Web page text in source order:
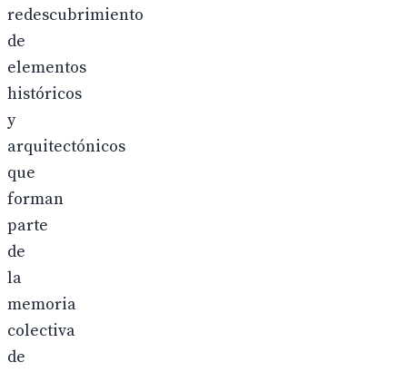
redescubrimiento
de
elementos
históricos
y
arquitectónicos
que
forman
parte
de
la
memoria
colectiva
de